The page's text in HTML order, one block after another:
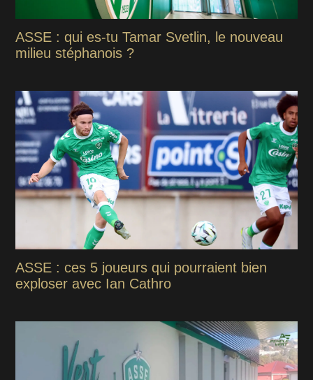
ASSE : qui es-tu Tamar Svetlin, le nouveau
milieu stéphanois ?
ASSE : ces 5 joueurs qui pourraient bien
exploser avec Ian Cathro